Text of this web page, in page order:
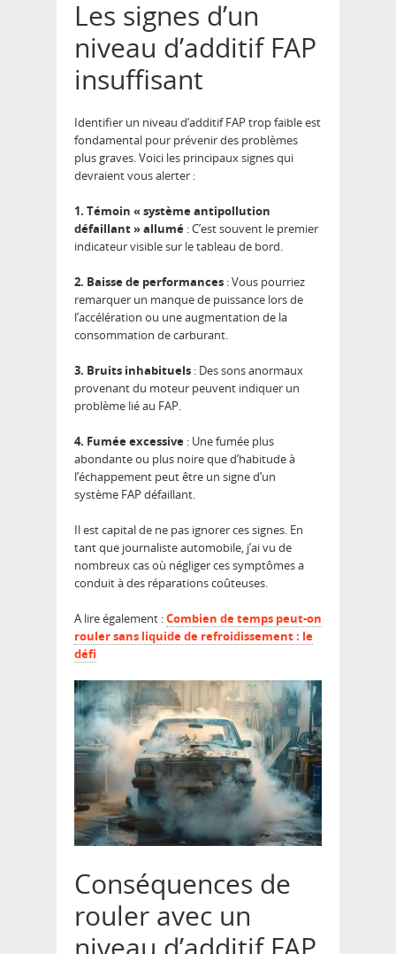
Les signes d’un
niveau d’additif FAP
insuffisant
Identifier un niveau d’additif FAP trop faible est
fondamental pour prévenir des problèmes
plus graves. Voici les principaux signes qui
devraient vous alerter :
1. Témoin « système antipollution
défaillant » allumé : C’est souvent le premier
indicateur visible sur le tableau de bord.
2. Baisse de performances : Vous pourriez
remarquer un manque de puissance lors de
l’accélération ou une augmentation de la
consommation de carburant.
3. Bruits inhabituels : Des sons anormaux
provenant du moteur peuvent indiquer un
problème lié au FAP.
4. Fumée excessive : Une fumée plus
abondante ou plus noire que d’habitude à
l’échappement peut être un signe d’un
système FAP défaillant.
Il est capital de ne pas ignorer ces signes. En
tant que journaliste automobile, j’ai vu de
nombreux cas où négliger ces symptômes a
conduit à des réparations coûteuses.
A lire également :Combien de temps peut-on
rouler sans liquide de refroidissement : le
défi
Conséquences de
rouler avec un